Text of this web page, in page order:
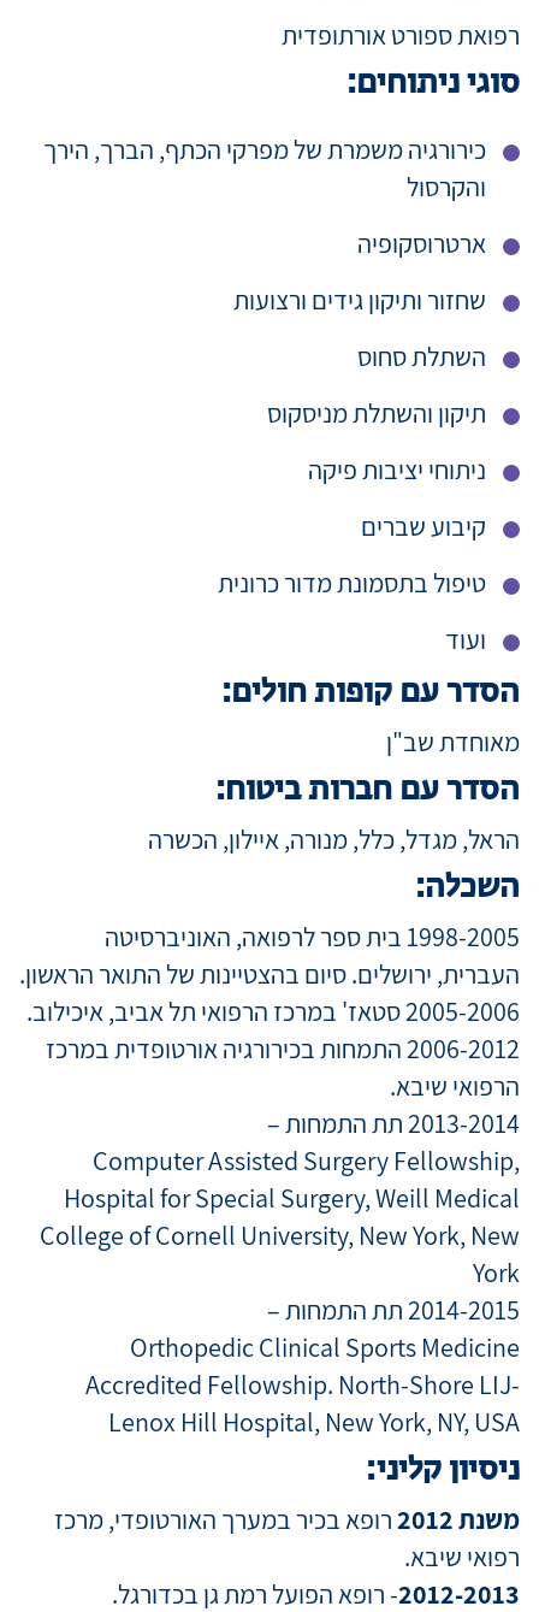
רפואת ספורט אורתופדית
סוגי ניתוחים:
כירורגיה משמרת של מפרקי הכתף, הברך, הירך
והקרסול
ארטרוסקופיה
שחזור ותיקון גידים ורצועות
השתלת סחוס
תיקון והשתלת מניסקוס
ניתוחי יציבות פיקה
קיבוע שברים
טיפול בתסמונת מדור כרונית
ועוד
הסדר עם קופות חולים:
מאוחדת שב"ן
הסדר עם חברות ביטוח:
הראל, מגדל, כלל, מנורה, איילון, הכשרה
השכלה:
1998-2005 בית ספר לרפואה, האוניברסיטה
העברית, ירושלים. סיום בהצטיינות של התואר הראשון.
2005-2006 סטאז' במרכז הרפואי תל אביב, איכילוב.
2006-2012 התמחות בכירורגיה אורטופדית במרכז
הרפואי שיבא.
2013-2014 תת התמחות –
Computer Assisted Surgery Fellowship,
Hospital for Special Surgery, Weill Medical
College of Cornell University, New York, New
York
2014-2015 תת התמחות –
Orthopedic Clinical Sports Medicine
Accredited Fellowship. North-Shore LIJ-
Lenox Hill Hospital, New York, NY, USA
ניסיון קליני:
משנת 2012
רופא בכיר במערך האורטופדי, מרכז
רפואי שיבא.
2012-2013- רופא הפועל רמת גן בכדורגל.